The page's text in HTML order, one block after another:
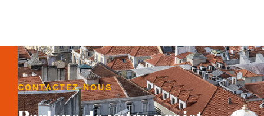
CONTACTEZ-NOUS